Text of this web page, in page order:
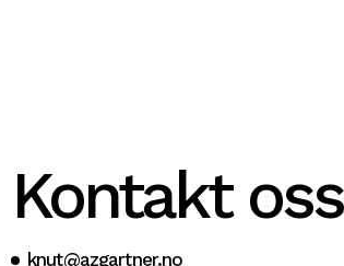
Kontakt oss
knut@azgartner.no